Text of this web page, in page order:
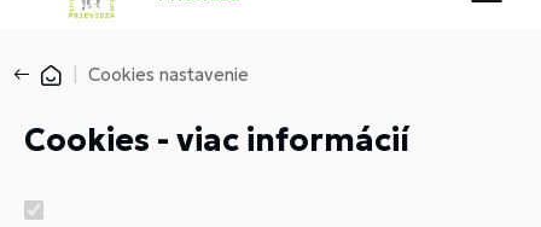
Cookies nastavenie
Cookies - viac informácií